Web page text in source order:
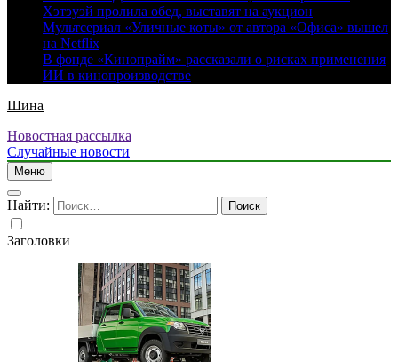
Хэтэуэй пролила обед, выставят на аукцион
Мультсериал «Уличные коты» от автора «Офиса» вышел
на Netflix
В фонде «Кинопрайм» рассказали о рисках применения
ИИ в кинопроизводстве
Шина
Новостная рассылка
Случайные новости
Меню
Найти:
Заголовки